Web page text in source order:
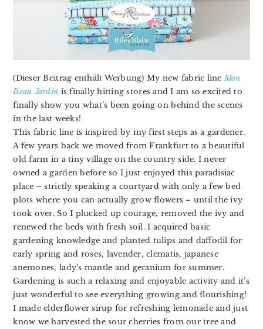
(Dieser Beitrag enthält Werbung) My new fabric lineMon
Beau Jardin is finally hitting stores and I am so excited to
finally show you what’s been going on behind the scenes
in the last weeks!
This fabric line is inspired by my first steps as a gardener.
A few years back we moved from Frankfurt to a beautiful
old farm in a tiny village on the country side. I never
owned a garden before so I just enjoyed this paradisiac
place – strictly speaking a courtyard with only a few bed
plots where you can actually grow flowers – until the ivy
took over. So I plucked up courage, removed the ivy and
renewed the beds with fresh soil. I acquired basic
gardening knowledge and planted tulips and daffodil for
early spring and roses, lavender, clematis, japanese
anemones, lady’s mantle and geranium for summer.
Gardening is such a relaxing and enjoyable activity and it’s
just wonderful to see everything growing and flourishing!
I made elderflower sirup for refreshing lemonade and just
know we harvested the sour cherries from our tree and